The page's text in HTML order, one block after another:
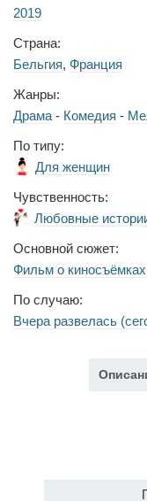
2019
Страна:
Бельгия, Франция
Жанры:
Драма - Комедия -
По типу:
Для женщин
Чувственность:
Любовные
Основной сюжет:
Фильм о киносъёмках
По случаю:
Вчера развелась